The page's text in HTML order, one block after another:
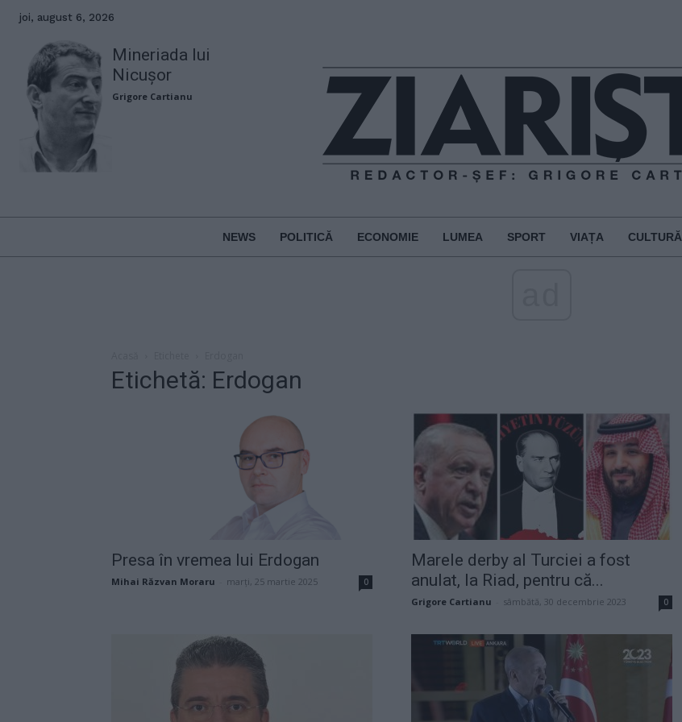
joi, august 6, 2026
Mineriada lui
Nicușor
Grigore Cartianu
NEWS POLITICĂ ECONOMIE LUMEA SPORT VIAȚA CULTURĂ
Etichetă: Erdogan
Presa în vremea lui Erdogan
Mihai Răzvan Moraru marți, 25 martie 2025 0
Marele derby al Turciei a fost
anulat, la Riad, pentru că...
Grigore Cartianu sâmbătă, 30 decembrie 2023 0